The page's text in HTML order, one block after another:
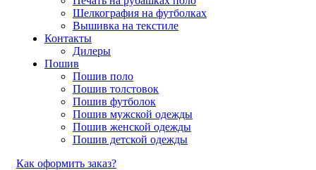
Шелкография на футболках
Вышивка на текстиле
Контакты
Дилеры
Пошив
Пошив поло
Пошив толстовок
Пошив футболок
Пошив мужской одежды
Пошив женской одежды
Пошив детской одежды
Как оформить заказ?